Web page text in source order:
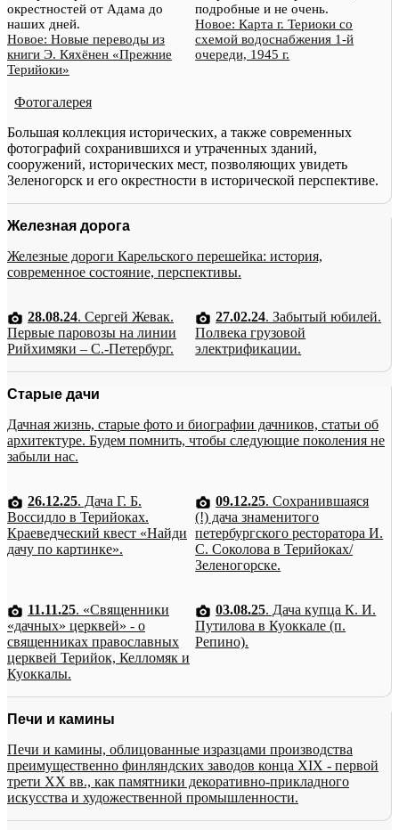
окрестностей от Адама до
наших дней.
Новое: Новые переводы из
книги Э. Кяхёнен «Прежние
Терийоки»
подробные и не очень.
Новое: Карта г. Териоки со
схемой водоснабжения 1-й
очереди, 1945 г.
Фотогалерея
Большая коллекция исторических, а также современных
фотографий сохранившихся и утраченных зданий,
сооружений, исторических мест, позволяющих увидеть
Зеленогорск и его окрестности в исторической перспективе.
Железная дорога
Железные дороги Карельского перешейка: история,
современное состояние, перспективы.
28.08.24. Сергей Жевак.
Первые паровозы на линии
Рийхимяки – С.-Петербург.
27.02.24. Забытый юбилей.
Полвека грузовой
электрификации.
Старые дачи
Дачная жизнь, старые фото и биографии дачников, статьи об
архитектуре. Будем помнить, чтобы следующие поколения не
забыли нас.
26.12.25. Дача Г. Б.
Воссидло в Терийоках.
Краеведческий квест «Найди
дачу по картинке».
09.12.25. Сохранившаяся
(!) дача знаменитого
петербургского ресторатора И.
С. Соколова в Терийоках/
Зеленогорске.
11.11.25. «Священники
«дачных» церквей» - о
священниках православных
церквей Терийок, Келломяк и
Куоккалы.
03.08.25. Дача купца К. И.
Путилова в Куоккале (п.
Репино).
Печи и камины
Печи и камины, облицованные изразцами производства
преимущественно финляндских заводов конца XIX - первой
трети XX вв., как памятники декоративно-прикладного
искусства и художественной промышленности.